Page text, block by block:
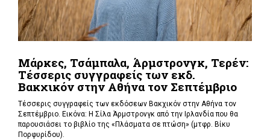
Μάρκες, Τσάμπαλα, Άρμστρονγκ, Τερέν:
Τέσσερις συγγραφείς των εκδ.
Βακχικόν στην Αθήνα τον Σεπτέμβριο
Τέσσερις συγγραφείς των εκδόσεων Βακχικόν στην Αθήνα τον
Σεπτέμβριο. Εικόνα: Η Σίλα Άρμστρονγκ από την Ιρλανδία που θα
παρουσιάσει το βιβλίο της «Πλάσματα σε πτώση» (μτφρ. Βίκυ
Πορφυρίδου).